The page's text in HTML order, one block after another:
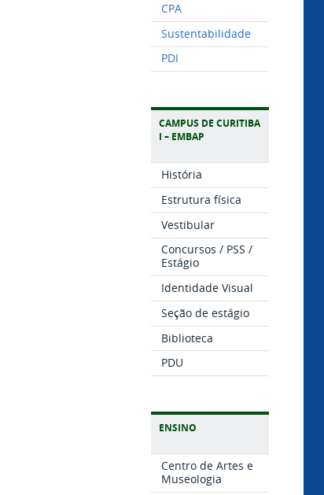
CPA
Sustentabilidade
PDI
CAMPUS DE CURITIBA
I – EMBAP
História
Estrutura física
Vestibular
Concursos / PSS /
Estágio
Identidade Visual
Seção de estágio
Biblioteca
PDU
ENSINO
Centro de Artes e
Museologia